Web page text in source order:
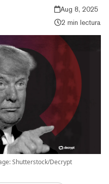
Aug 8, 2025
2 min lectura
Shutterstock/Decrypt